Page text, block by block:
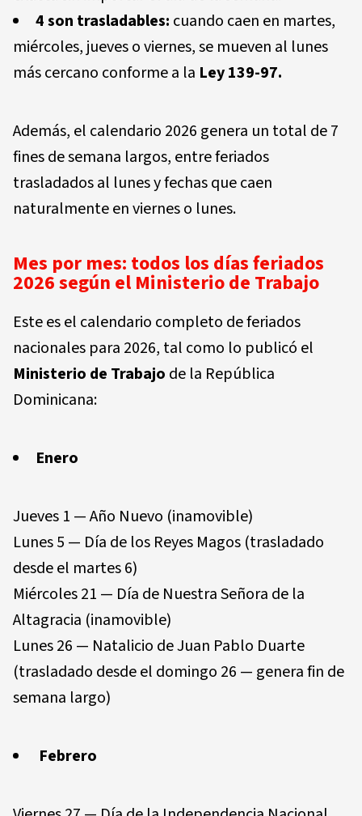
4 son trasladables: cuando caen en martes,
miércoles, jueves o viernes, se mueven al lunes
más cercano conforme a la Ley 139-97.
Además, el calendario 2026 genera un total de 7
fines de semana largos, entre feriados
trasladados al lunes y fechas que caen
naturalmente en viernes o lunes.
Mes por mes: todos los días feriados
2026 según el Ministerio de Trabajo
Este es el calendario completo de feriados
nacionales para 2026, tal como lo publicó el
Ministerio de Trabajo de la República
Dominicana:
Enero
Jueves 1 — Año Nuevo (inamovible)
Lunes 5 — Día de los Reyes Magos (trasladado
desde el martes 6)
Miércoles 21 — Día de Nuestra Señora de la
Altagracia (inamovible)
Lunes 26 — Natalicio de Juan Pablo Duarte
(trasladado desde el domingo 26 — genera fin de
semana largo)
Febrero